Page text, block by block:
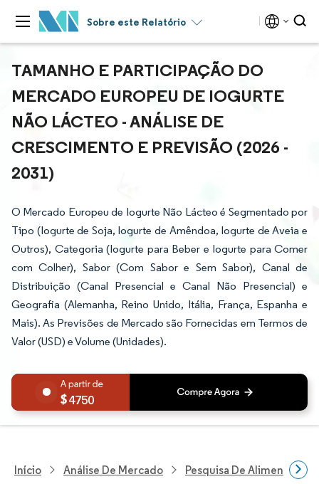
Sobre este Relatório
TAMANHO E PARTICIPAÇÃO DO
MERCADO EUROPEU DE IOGURTE
NÃO LÁCTEO - ANÁLISE DE
CRESCIMENTO E PREVISÃO (2026 -
2031)
O Mercado Europeu de Iogurte Não Lácteo é Segmentado por
Tipo (Iogurte de Soja, Iogurte de Amêndoa, Iogurte de Aveia e
Outros), Categoria (Iogurte para Beber e Iogurte para Comer
com Colher), Sabor (Com Sabor e Sem Sabor), Canal de
Distribuição (Canal Presencial e Canal Não Presencial) e
Geografia (Alemanha, Reino Unido, Itália, França, Espanha e
Mais). As Previsões de Mercado são Fornecidas em Termos de
Valor (USD) e Volume (Unidades).
4750
Início Análise De Mercado Pesquisa De Alimentos E